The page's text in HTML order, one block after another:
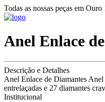
Todas as nossas peças em Ouro
Anel Enlace
Descrição e Detalhes
Anel Enlace de Diamantes
entrelaçadas e 27 diamantes
Institucional